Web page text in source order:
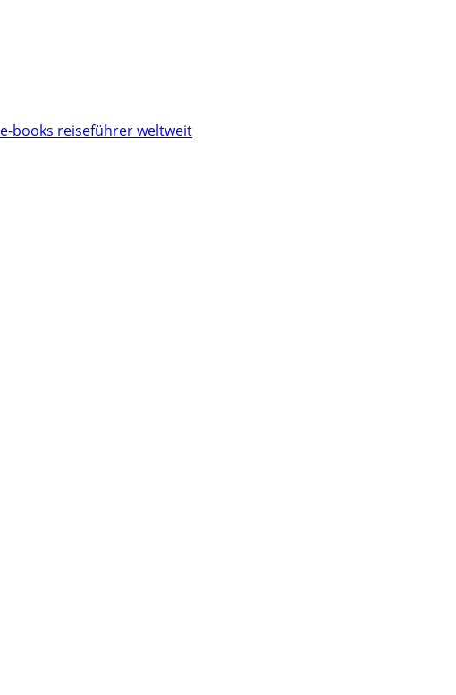
e-books reiseführer weltweit